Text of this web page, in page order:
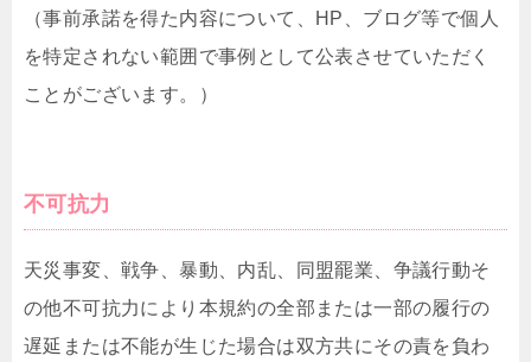
（事前承諾を得た内容について、HP、ブログ等で個人
を特定されない範囲で事例として公表させていただく
ことがございます。）
不可抗力
天災事変、戦争、暴動、内乱、同盟罷業、争議行動そ
の他不可抗力により本規約の全部または一部の履行の
遅延または不能が生じた場合は双方共にその責を負わ